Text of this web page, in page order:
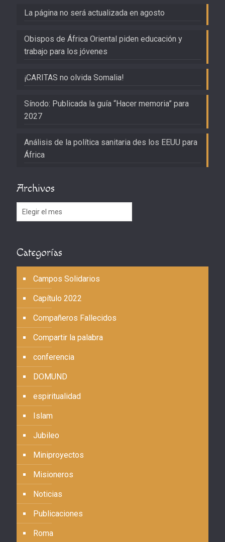
La página no será actualizada en agosto
Obispos de África Oriental piden educación y
trabajo para los jóvenes
¡CARITAS no olvida Somalia!
Sínodo: Publicada la guía “Hacer memoria” para
2027
Análisis de la política sanitaria des los EEUU para
África
Archivos
Archivos
Categorías
Campos Solidarios
Capítulo 2022
Compañeros Fallecidos
Compartir la palabra
conferencia
DOMUND
espiritualidad
Islam
Jubileo
Miniproyectos
Misioneros
Noticias
Publicaciones
Roma